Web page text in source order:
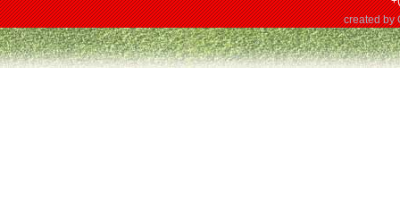
created by